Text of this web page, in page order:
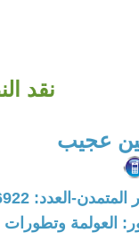
نقد
عجيب
العدد: 6922 - 2021 / 6 / 8 - 13:51
العولمة وتطورات